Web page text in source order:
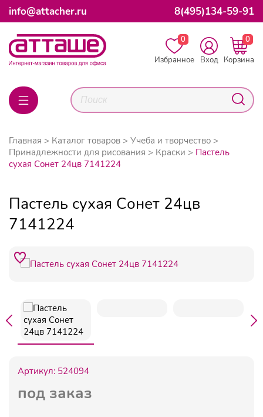
info@attacher.ru 8(495)134-59-91
0
Избранное
Вход
0
Корзина
Главная Каталог товаров
Учеба и творчество
Принадлежности для рисования
Краски
Пастель
сухая Сонет 24цв 7141224
Пастель сухая Сонет 24цв
7141224
Артикул: 524094
под заказ